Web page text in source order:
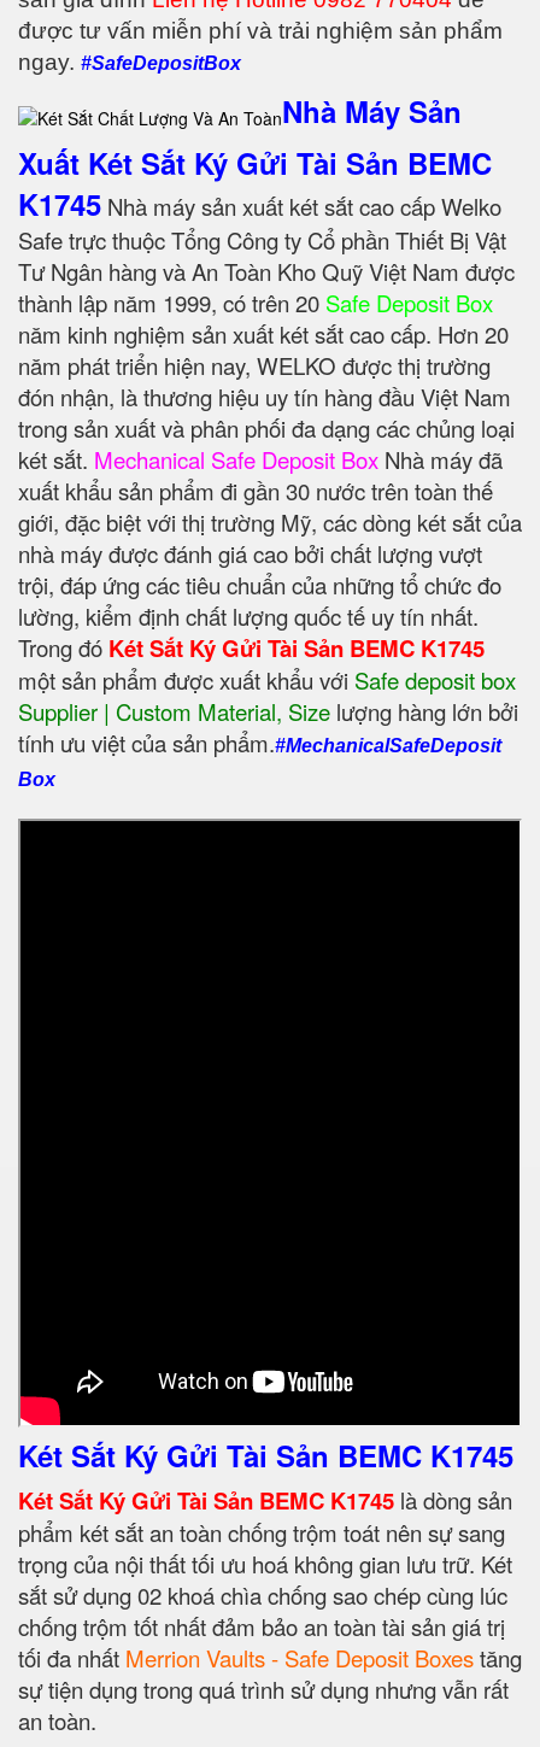
được tư vấn miễn phí và trải nghiệm sản phẩm
ngay. #SafeDepositBox
Nhà Máy Sản
Xuất Két Sắt Ký Gửi Tài Sản BEMC
K1745 Nhà máy sản xuất két sắt cao cấp Welko
Safe trực thuộc Tổng Công ty Cổ phần Thiết Bị Vật
Tư Ngân hàng và An Toàn Kho Quỹ Việt Nam được
thành lập năm 1999, có trên 20 Safe Deposit Box
năm kinh nghiệm sản xuất két sắt cao cấp. Hơn 20
năm phát triển hiện nay, WELKO được thị trường
đón nhận, là thương hiệu uy tín hàng đầu Việt Nam
trong sản xuất và phân phối đa dạng các chủng loại
két sắt. Mechanical Safe Deposit Box Nhà máy đã
xuất khẩu sản phẩm đi gần 30 nước trên toàn thế
giới, đặc biệt với thị trường Mỹ, các dòng két sắt của
nhà máy được đánh giá cao bởi chất lượng vượt
trội, đáp ứng các tiêu chuẩn của những tổ chức đo
lường, kiểm định chất lượng quốc tế uy tín nhất.
Trong đó Két Sắt Ký Gửi Tài Sản BEMC K1745
một sản phẩm được xuất khẩu với Safe deposit box
Supplier | Custom Material, Size ‎ lượng hàng lớn bởi
tính ưu việt của sản phẩm.#MechanicalSafeDeposit
Box
Két Sắt Ký Gửi Tài Sản BEMC K1745
Két Sắt Ký Gửi Tài Sản BEMC K1745 là dòng sản
phẩm két sắt an toàn chống trộm toát nên sự sang
trọng của nội thất tối ưu hoá không gian lưu trữ. Két
sắt sử dụng 02 khoá chìa chống sao chép cùng lúc
chống trộm tốt nhất đảm bảo an toàn tài sản giá trị
tối đa nhất Merrion Vaults - Safe Deposit Boxestăng
sự tiện dụng trong quá trình sử dụng nhưng vẫn rất
an toàn.